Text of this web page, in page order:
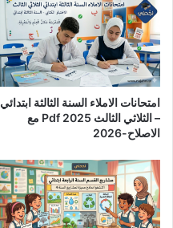
امتحانات الاملاء السنة الثالثة ابتدائي
– الثلاثي الثالث Pdf 2025 مع
الاصلاح-2026